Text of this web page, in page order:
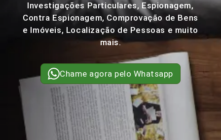
Investigações Particulares, Espionagem,
Contra Espionagem, Comprovação de Bens
e Imóveis, Localização de Pessoas e muito
mais.
Chame agora pelo Whatsapp